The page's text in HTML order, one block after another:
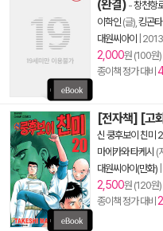
(완결) -창천항
이학인 (글), 킹곤타
대원씨아이
2,000원 (100원)
종이책 정가 대비
[전자책] [고
신 쿵후보이 친미
마에카와 타케시 (
대원씨아이(만화)
2,500원 (120원)
종이책 정가 대비